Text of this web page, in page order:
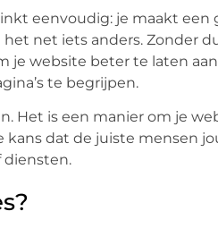
eenvoudig: je maakt
net iets anders. Zonder
je website beter te laten
te begrijpen.
Het is een manier om je
dat de juiste mensen
diensten.